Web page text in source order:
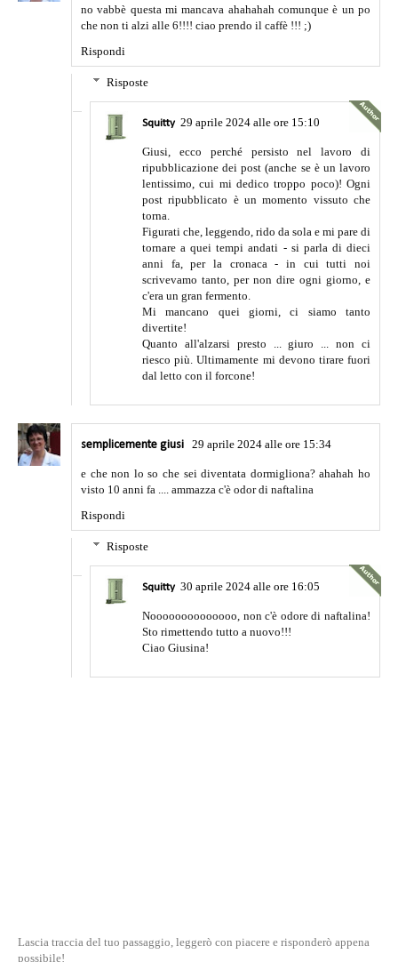
no vabbè questa mi mancava ahahahah comunque è un po
che non ti alzi alle 6!!!! ciao prendo il caffè !!! ;)
Rispondi
Risposte
Squitty 29 aprile 2024 alle ore 15:10
Giusi, ecco perché persisto nel lavoro di
ripubblicazione dei post (anche se è un lavoro
lentissimo, cui mi dedico troppo poco)! Ogni
post ripubblicato è un momento vissuto che
torna.
Figurati che, leggendo, rido da sola e mi pare di
tornare a quei tempi andati - si parla di dieci
anni fa, per la cronaca - in cui tutti noi
scrivevamo tanto, per non dire ogni giorno, e
c'era un gran fermento.
Mi mancano quei giorni, ci siamo tanto
divertite!
Quanto all'alzarsi presto ... giuro ... non ci
riesco più. Ultimamente mi devono tirare fuori
dal letto con il forcone!
semplicemente giusi 29 aprile 2024 alle ore 15:34
e che non lo so che sei diventata dormigliona? ahahah ho
visto 10 anni fa .... ammazza c'è odor di naftalina
Rispondi
Risposte
Squitty 30 aprile 2024 alle ore 16:05
Noooooooooooooo, non c'è odore di naftalina!
Sto rimettendo tutto a nuovo!!!
Ciao Giusina!
Lascia traccia del tuo passaggio, leggerò con piacere e risponderò appena
possibile!